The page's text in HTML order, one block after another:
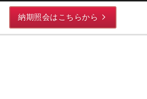
納期照会はこちらから